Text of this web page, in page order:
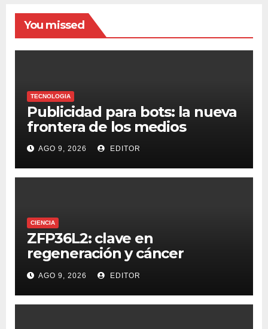
You missed
TECNOLOGIA
Publicidad para bots: la nueva
frontera de los medios
AGO 9, 2026 EDITOR
CIENCIA
ZFP36L2: clave en
regeneración y cáncer
colorrectal
AGO 9, 2026 EDITOR